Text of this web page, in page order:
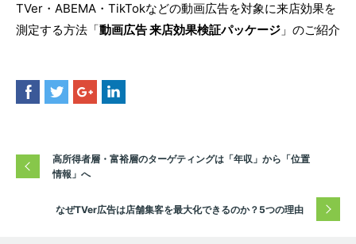
TVer・ABEMA・ TikTokなどの動画広告を対象に来店効果を
測定する方法「動画広告 来店効果検証パッケージ 」のご紹介
高所得者層・富裕層のターゲティングは「年収」から「位置
情報」へ
なぜTVer広告は店舗集客を最大化できるのか？5つの理由